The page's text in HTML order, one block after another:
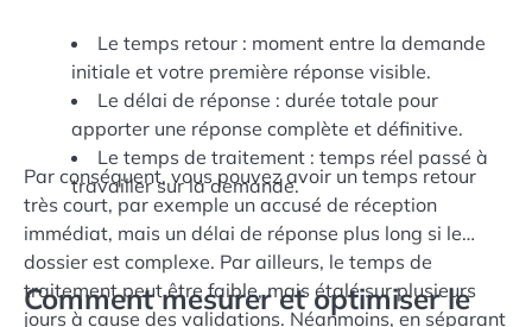
Le temps retour : moment entre la demande
initiale et votre première réponse visible.
Le délai de réponse : durée totale pour
apporter une réponse complète et définitive.
Le temps de traitement : temps réel passé à
travailler sur la demande.
Par conséquent, vous pouvez avoir un temps retour
très court, par exemple un accusé de réception
immédiat, mais un délai de réponse plus long si le
dossier est complexe. Par ailleurs, le temps de
traitement peut être faible, mais étalé sur plusieurs
jours à cause des validations. Néanmoins, en séparant
Comment mesurer et optimiser le